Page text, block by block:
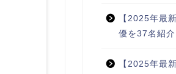
【2025年最
優を37名紹介
【2025年最